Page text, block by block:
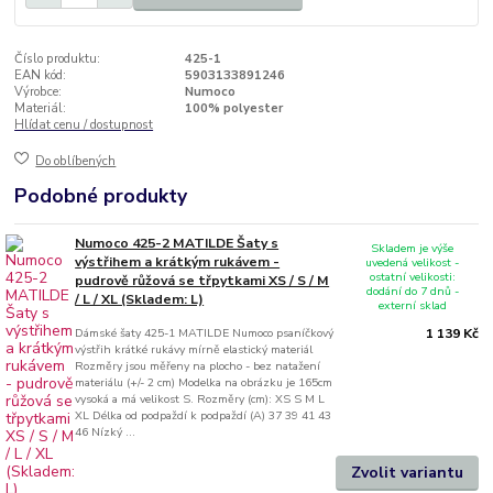
Číslo produktu:
425-1
EAN kód:
5903133891246
Výrobce:
Numoco
Materiál:
100% polyester
Hlídat cenu / dostupnost
Do oblíbených
Podobné produkty
Numoco 425-2 MATILDE Šaty s
výstřihem a krátkým rukávem -
pudrově růžová se třpytkami XS / S / M
/ L / XL (Skladem: L)
Dámské šaty 425-1 MATILDE Numoco psaníčkový
výstřih krátké rukávy mírně elastický materiál
Rozměry jsou měřeny na plocho - bez natažení
materiálu (+/- 2 cm) Modelka na obrázku je 165cm
vysoká a má velikost S. Rozměry (cm): XS S M L
XL Délka od podpaždí k podpaždí (A) 37 39 41 43
46 Nízký ...
1 139 Kč
Skladem je výše
uvedená velikost -
ostatní velikosti:
dodání do 7 dnů -
externí sklad
Zvolit variantu